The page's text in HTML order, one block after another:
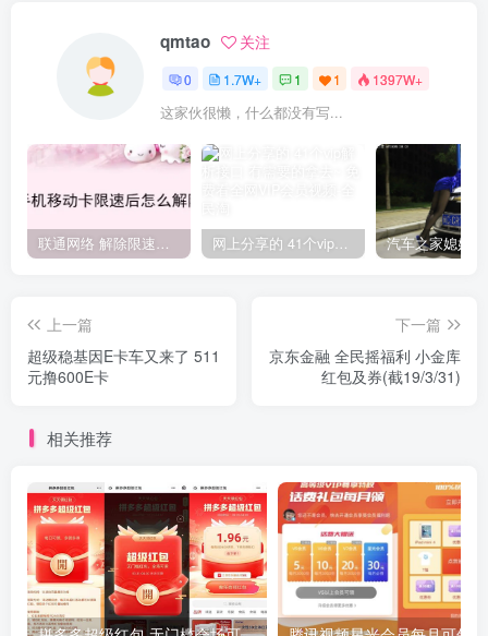
qmtao 关注
0 1.7W+ 1 1 1397W+
这家伙很懒，什么都没有写...
联通网络 解除限速方法参考！畅享、畅玩、老白干等及其它地区自测了 网上分享的 41个vip解析接口 有需要的拿去~ 免费看全网VIP会员视频
上一篇
超级稳基因E卡车又来了 511
元撸600E卡
下一篇
京东金融 全民摇福利 小金库
红包及券(截19/3/31)
相关推荐